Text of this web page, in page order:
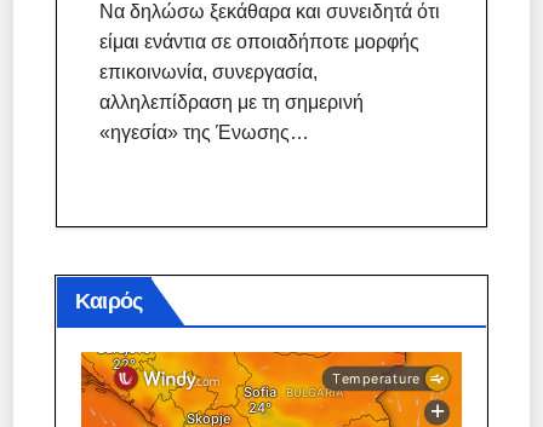
Να δηλώσω ξεκάθαρα και συνειδητά ότι
είμαι ενάντια σε οποιαδήποτε μορφής
επικοινωνία, συνεργασία,
αλληλεπίδραση με τη σημερινή
«ηγεσία» της Ένωσης…
Καιρός